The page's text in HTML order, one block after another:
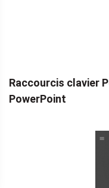
Raccourcis clavier
PowerPoint